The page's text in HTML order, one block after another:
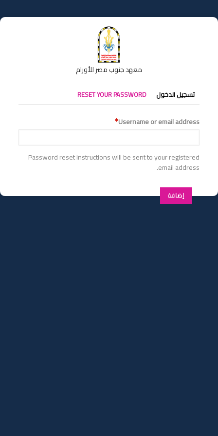
إلى
المحتوى
معهد جنوب مصر للأورام
التبويبات
الأساسية
تسجيل الدخول RESET YOUR PASSWORD
Username or email address
Password reset instructions will be sent to your registered
email address.